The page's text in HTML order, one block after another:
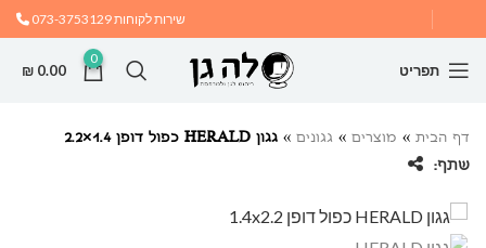
שירות לקוחות073-3753129
תפריט
0
₪ 0.00
דף הבית » מוצרים » גגונים » גגון HERALD כפול דופן 1.4×2.2
שתף: